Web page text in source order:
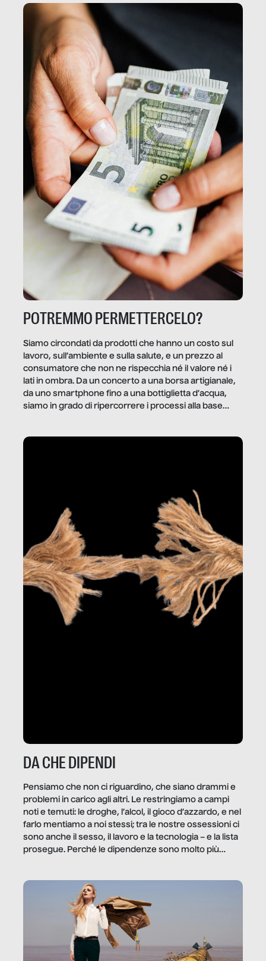
POTREMMO PERMETTERCELO?
Siamo circondati da prodotti che hanno un costo sul
lavoro, sull’ambiente e sulla salute, e un prezzo al
consumatore che non ne rispecchia né il valore né i
lati in ombra. Da un concerto a una borsa artigianale,
da uno smartphone fino a una bottiglietta d’acqua,
siamo in grado di ripercorrere i processi alla base
dietro gli oggetti e i servizi che fanno la nostra vita
DA CHE DIPENDI
Pensiamo che non ci riguardino, che siano drammi e
problemi in carico agli altri. Le restringiamo a campi
noti e temuti: le droghe, l’alcol, il gioco d’azzardo, e nel
farlo mentiamo a noi stessi; tra le nostre ossessioni ci
sono anche il sesso, il lavoro e la tecnologia – e la lista
prosegue. Perché le dipendenze sono molto più
trae un guadagno. In questo reportage vediamo
quale e come.